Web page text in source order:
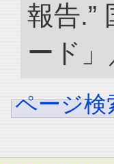
報告.”
ード
ページ検